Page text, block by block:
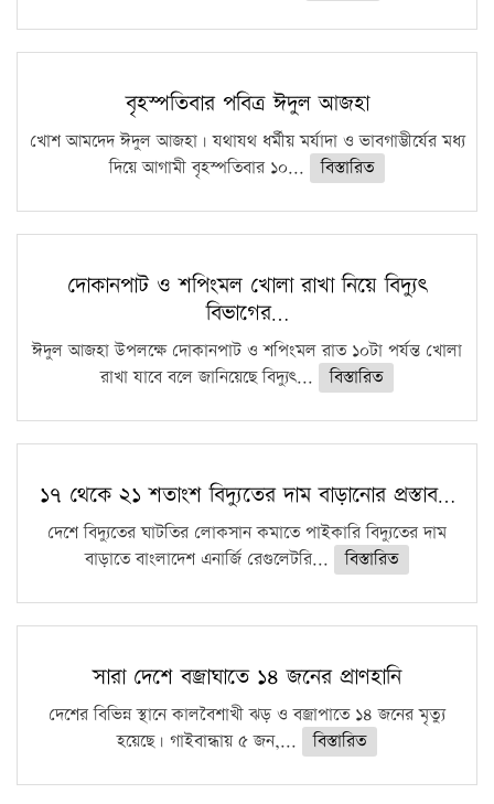
বৃহস্পতিবার পবিত্র ঈদুল আজহা
খোশ আমদেদ ঈদুল আজহা। যথাযথ ধর্মীয় মর্যাদা ও ভাবগাম্ভীর্যের মধ্য
দিয়ে আগামী বৃহস্পতিবার ১০...
বিস্তারিত
দোকানপাট ও শপিংমল খোলা রাখা নিয়ে বিদ্যুৎ
বিভাগের…
ঈদুল আজহা উপলক্ষে দোকানপাট ও শপিংমল রাত ১০টা পর্যন্ত খোলা
রাখা যাবে বলে জানিয়েছে বিদ্যুৎ...
বিস্তারিত
১৭ থেকে ২১ শতাংশ বিদ্যুতের দাম বাড়ানোর প্রস্তাব…
দেশে বিদ্যুতের ঘাটতির লোকসান কমাতে পাইকারি বিদ্যুতের দাম
বাড়াতে বাংলাদেশ এনার্জি রেগুলেটরি...
বিস্তারিত
সারা দেশে বজ্রাঘাতে ১৪ জনের প্রাণহানি
দেশের বিভিন্ন স্থানে কালবৈশাখী ঝড় ও বজ্রাপাতে ১৪ জনের মৃত্যু
হয়েছে। গাইবান্ধায় ৫ জন,...
বিস্তারিত